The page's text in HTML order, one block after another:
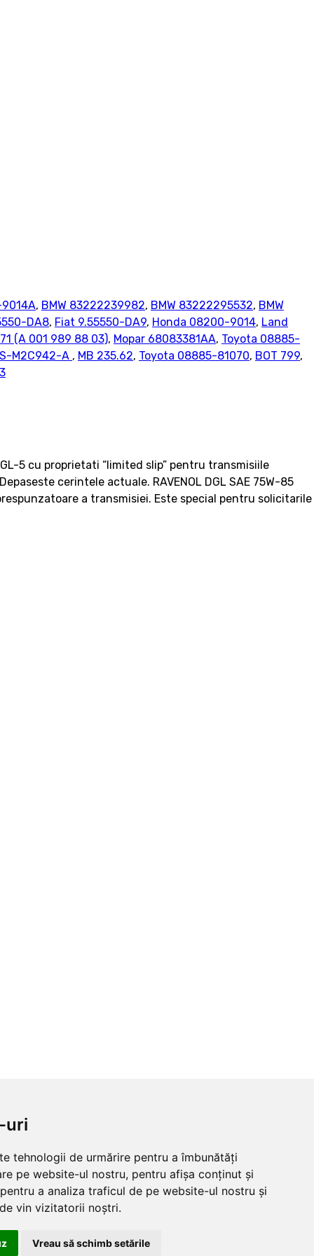
uri
tehnologii de urmărire pentru a îmbunătăți
pe website-ul nostru, pentru afișa conținut și
a analiza traficul de pe website-ul nostru și
vin vizitatorii noștri.
Vreau să schimb setările
, BMW 83222239982, BMW 83222295532, BMW
DA8, Fiat 9.55550-DA9, Honda 08200-9014, Land
(A 001 989 88 03), Mopar 68083381AA, Toyota 08885-
M2C942-A , MB 235.62, Toyota 08885-81070, BOT 799,
5 cu proprietati “limited slip” pentru transmisiile
cerintele actuale. RAVENOL DGL SAE 75W-85
a transmisiei. Este special pentru solicitarile